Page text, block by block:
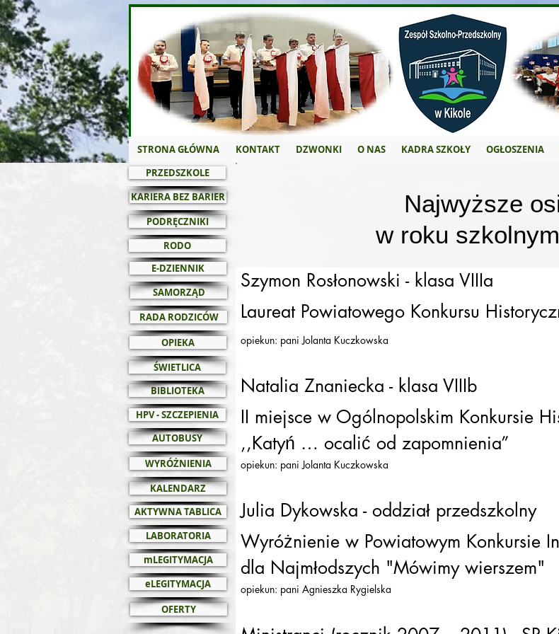
STRONA GŁÓWNA KONTAKT DZWONKI O NAS KADRA SZKOŁY OGŁOSZENIA
Najwyższe
w roku
Szymon Rosłonowski - klasa VIIIa
Laureat Powiatowego Konkursu
opiekun: pani Jolanta Kuczkowska
Natalia Znaniecka - klasa VIIIb
II miejsce w Ogólnopolskim Konkursie
,,Katyń … ocalić od zapomnienia”
opiekun: pani Jolanta Kuczkowska
Julia Dykowska - oddział przedszkolny
Wyróżnienie w Powiatowym Konkursie
dla Najmłodszych "Mówimy wierszem"
opiekun: pani Agnieszka Rygielska
SAMORZĄD
BIBLIOTEKA
ŚWIETLICA
PODRĘCZNIKI
KALENDARZ
RODO
E-DZIENNIK
RADA RODZICÓW
OPIEKA
AUTOBUSY
WYRÓŻNIENIA
KARIERA BEZ BARIER
PRZEDSZKOLE
AKTYWNA TABLICA
OFERTY
HPV - SZCZEPIENIA
LABORATORIA
mLEGITYMACJA
eLEGITYMACJA